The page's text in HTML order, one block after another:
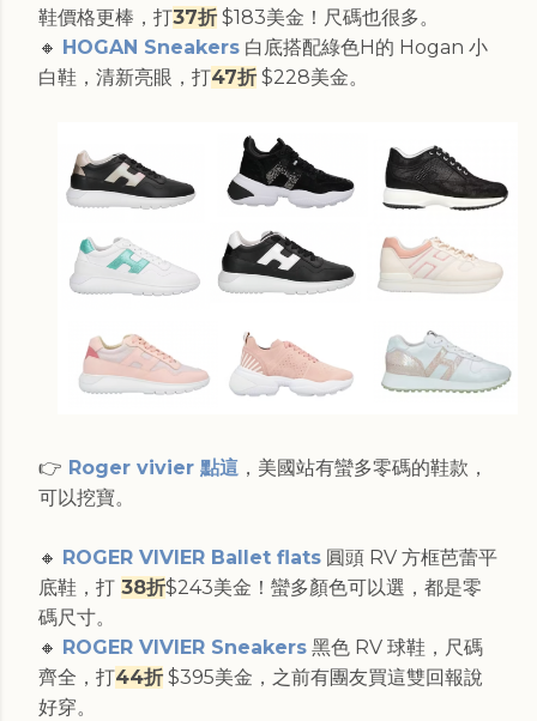
鞋價格更棒，打37折 $183美金！尺碼也很多。
🔸 HOGAN Sneakers 白底搭配綠色H的 Hogan 小
白鞋，清新亮眼，打47折 $228美金。
👉 Roger vivier 點這 ，美國站有蠻多零碼的鞋款，
可以挖寶。
🔸 ROGER VIVIER Ballet flats 圓頭 RV 方框芭蕾平
底鞋，打 38折$243美金！蠻多顏色可以選，都是零
碼尺寸。
🔸 ROGER VIVIER Sneakers 黑色 RV 球鞋，尺碼
齊全，打44折 $395美金，之前有團友買這雙回報說
好穿。